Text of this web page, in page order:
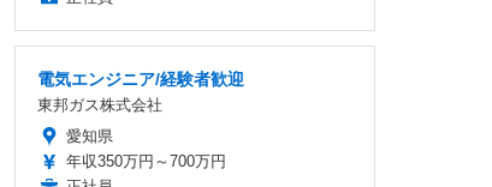
電気エンジニア/経験者歓迎
東邦ガス株式会社
愛知県
年収350万円～700万円